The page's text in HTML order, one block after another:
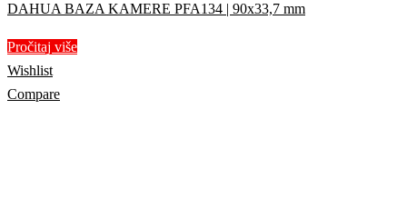
DAHUA BAZA KAMERE PFA134 | 90x33,7 mm
Pročitaj više
Wishlist
Compare